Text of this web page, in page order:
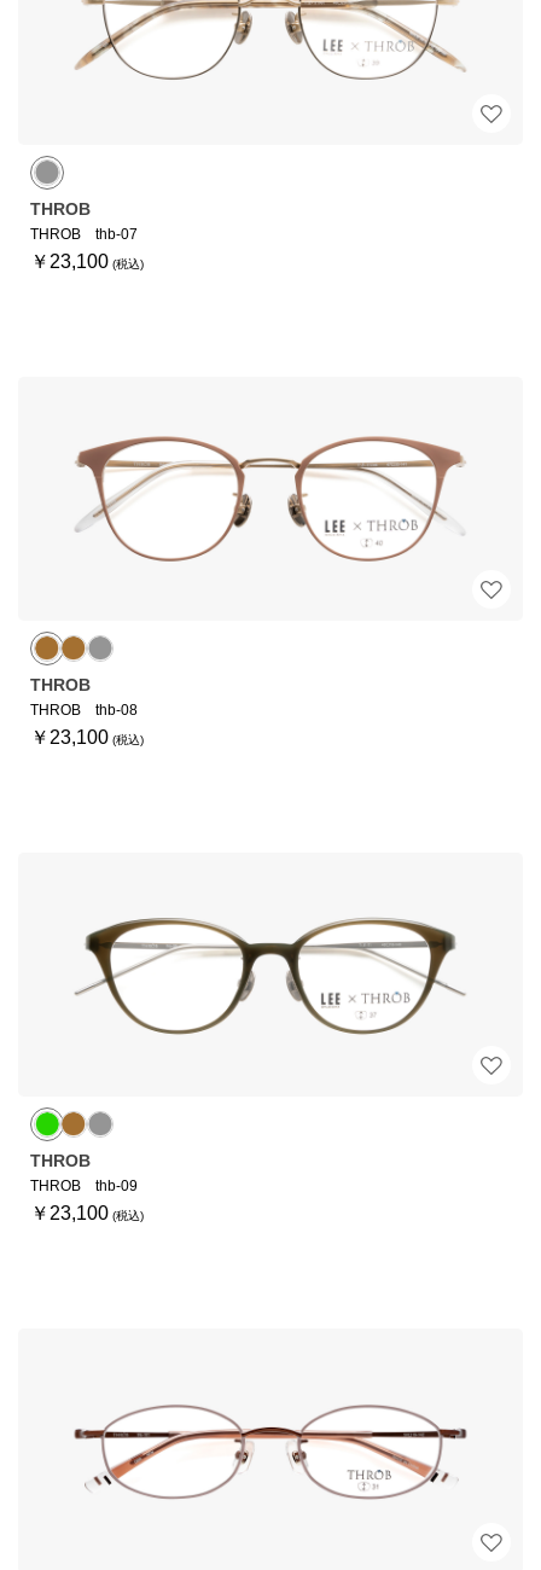
THROB
THROB thb-07
￥23,100
THROB
THROB thb-08
￥23,100
THROB
THROB thb-09
￥23,100